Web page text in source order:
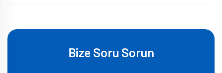
Bize Soru Sorun